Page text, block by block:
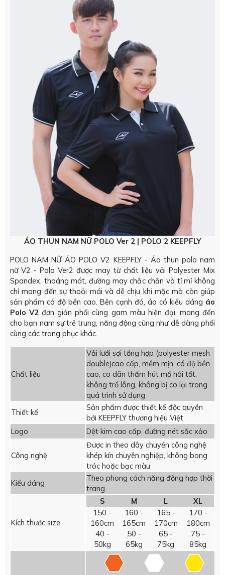
ÁO THUN NAM NỮ POLO Ver 2 | POLO 2 KEEPFLY
POLO NAM NỮ ÁO POLO V2 KEEPFLY - Áo thun polo nam
nữ V2 - Polo Ver2 được may từ chất liệu vải Polyester Mix
Spandex, thoáng mát, đường may chắc chắn và tỉ mỉ không
chỉ mang đến sự thoải mái và dễ chịu khi mặc mà còn giúp
sản phẩm có độ bền cao. Bên cạnh đó, áo có kiểu dáng áo
Polo V2 đơn giản phối cùng gam màu hiện đại, mang đến
cho bạn nam sự trẻ trung, năng động cũng như dễ dàng phối
cùng các trang phục khác.
Chất liệu
Vải lưới sợi tổng hợp (polyester mesh
double)cao cấp, mềm mịn, có độ bền
cao, co dãn thấm hút mồ hôi tốt,
không trổ lông, không bị co lại trong
quá trình sử dụng
Thiết kế
Sản phẩm được thiết kế độc quyền
bởi KEEPFLY thương hiệu Việt
Logo
Dệt kim cao cấp, đường nét sắc xảo
Công nghệ
Được in theo dây chuyền công nghệ
khép kín chuyên nghiệp, không bong
tróc hoặc bạc màu
Kiểu dáng
Theo phong cách năng động hợp thời
trang
Kích thước size
S M L
XL
150 -
160cm
40 -
50kg
160 -
165cm
50 -
65kg
165 -
170cm
65 -
75kg
170 -
180cm
75 -
85kg